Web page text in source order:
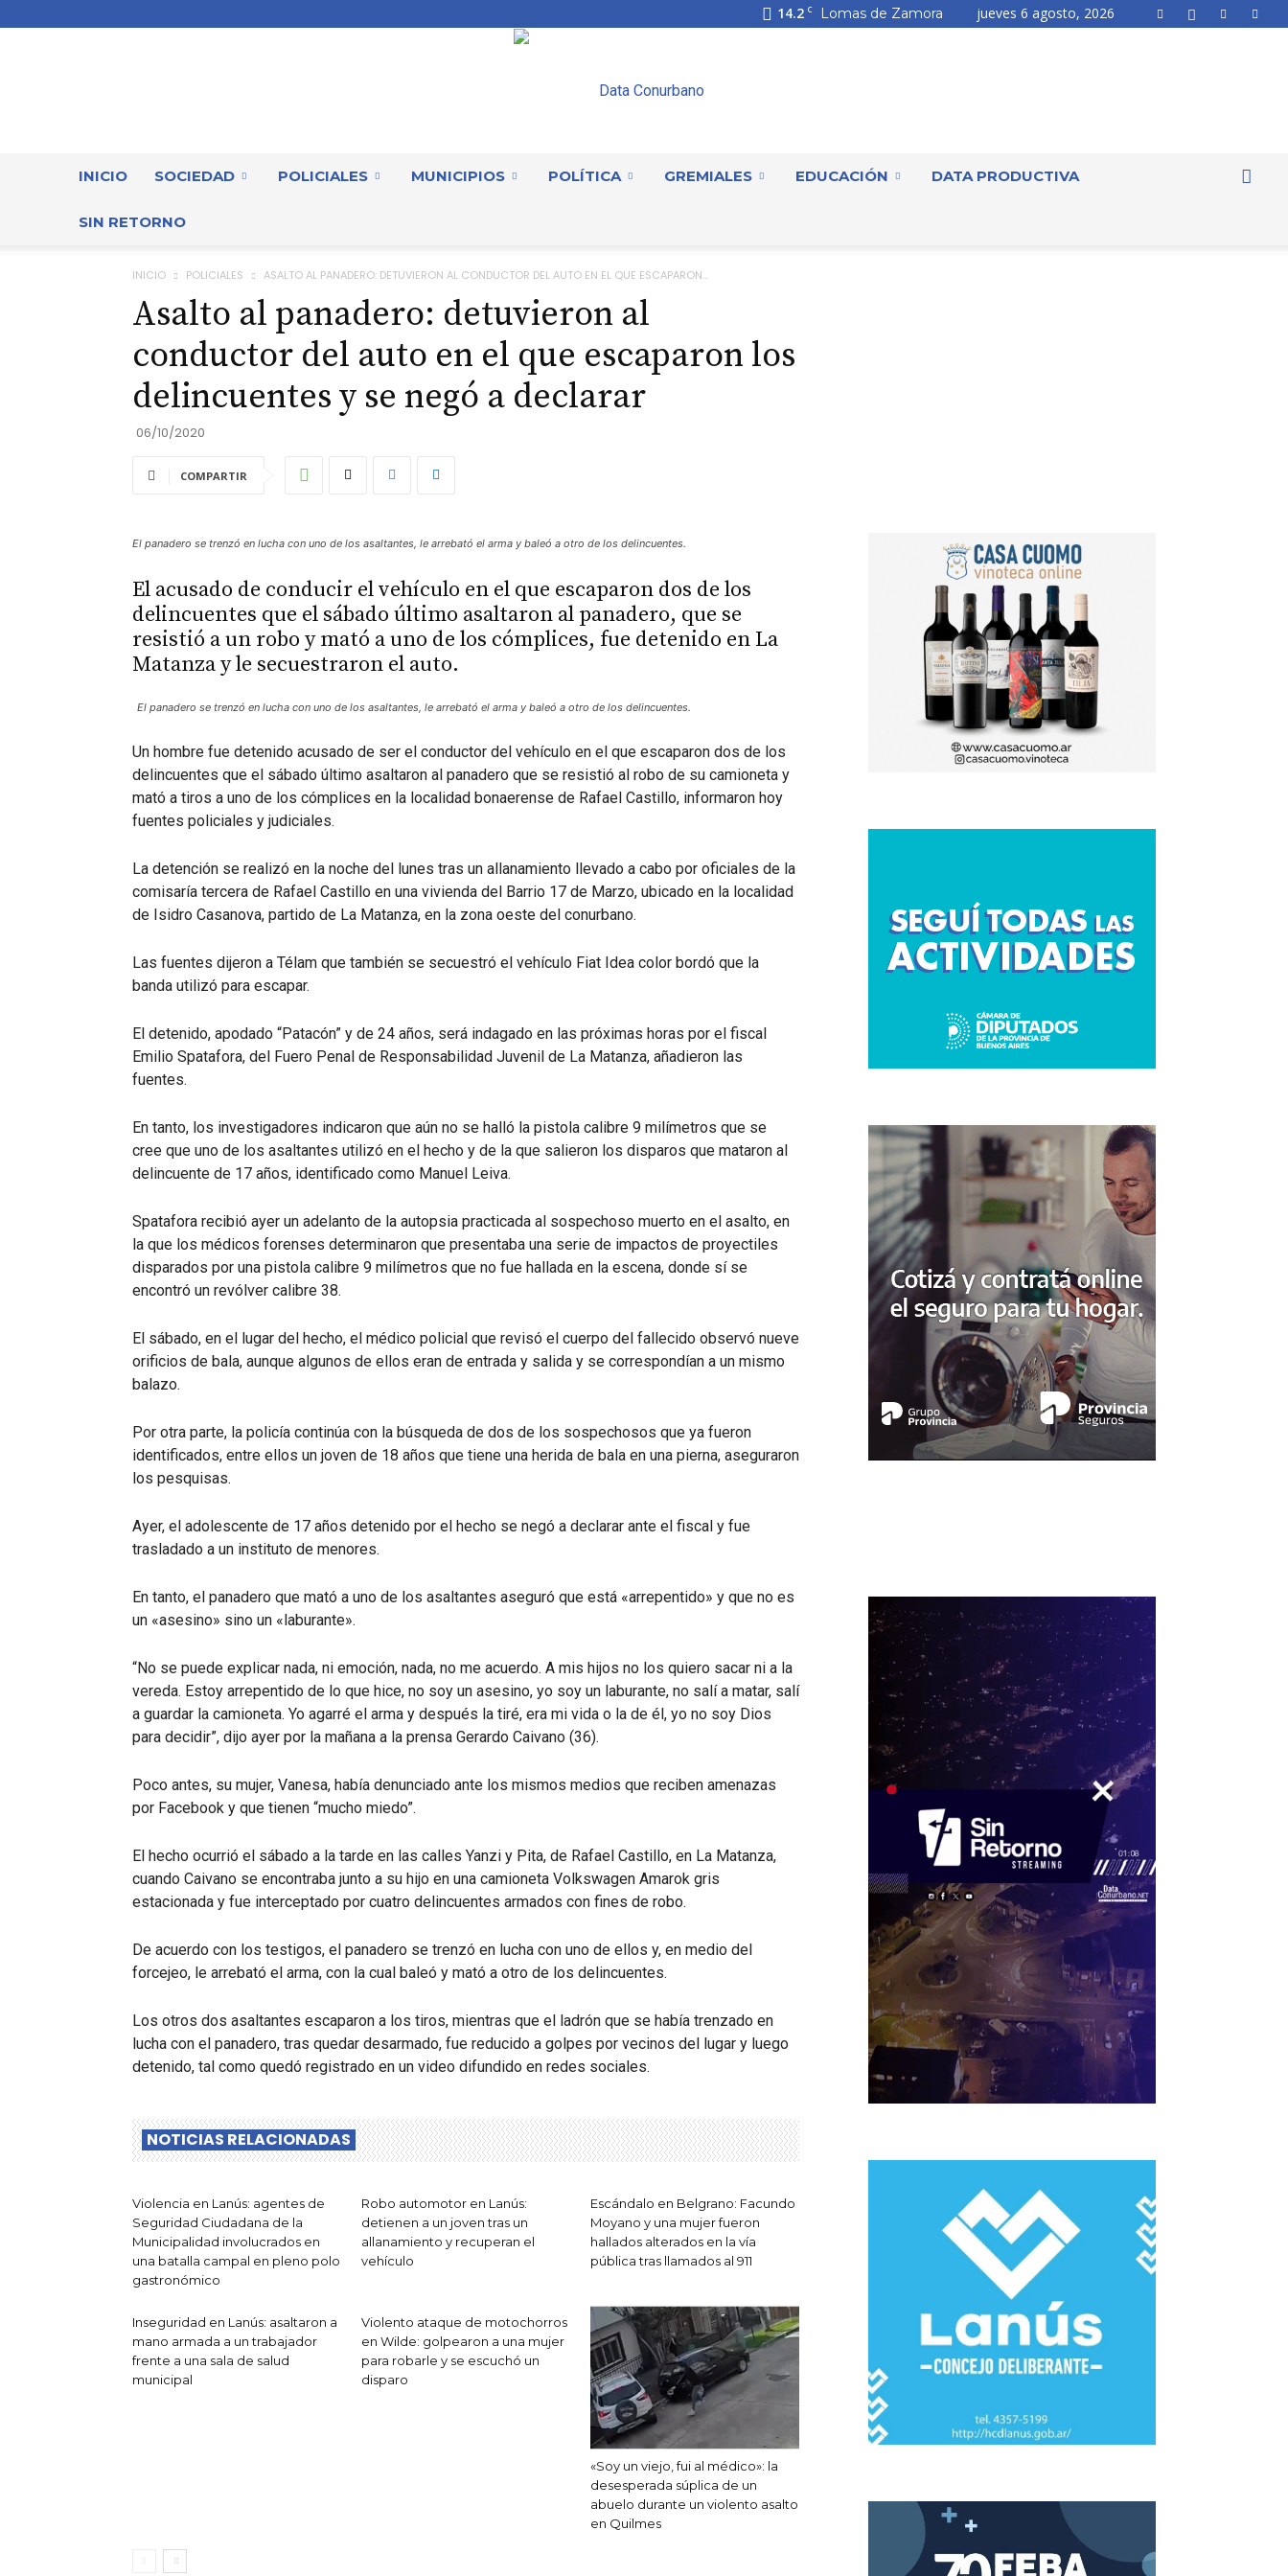
14.2 C Lomas de Zamora jueves 6 agosto, 2026
INICIO SOCIEDAD POLICIALES MUNICIPIOS POLÍTICA GREMIALES EDUCACIÓN DATA PRODUCTIVA
SIN RETORNO
INICIO POLICIALES ASALTO AL PANADERO: DETUVIERON AL CONDUCTOR DEL AUTO EN EL QUE ESCAPARON...
Asalto al panadero: detuvieron al
conductor del auto en el que escaparon los
delincuentes y se negó a declarar
06/10/2020
COMPARTIR
El panadero se trenzó en lucha con uno de los asaltantes, le arrebató el arma y baleó a otro de los delincuentes.
El acusado de conducir el vehículo en el que escaparon dos de los
delincuentes que el sábado último asaltaron al panadero, que se
resistió a un robo y mató a uno de los cómplices, fue detenido en La
Matanza y le secuestraron el auto.
El panadero se trenzó en lucha con uno de los asaltantes, le arrebató el arma y baleó a otro de los delincuentes.
Un hombre fue detenido acusado de ser el conductor del vehículo en el que escaparon dos de los
delincuentes que el sábado último asaltaron al panadero que se resistió al robo de su camioneta y
mató a tiros a uno de los cómplices en la localidad bonaerense de Rafael Castillo, informaron hoy
fuentes policiales y judiciales.
La detención se realizó en la noche del lunes tras un allanamiento llevado a cabo por oficiales de la
comisaría tercera de Rafael Castillo en una vivienda del Barrio 17 de Marzo, ubicado en la localidad
de Isidro Casanova, partido de La Matanza, en la zona oeste del conurbano.
Las fuentes dijeron a Télam que también se secuestró el vehículo Fiat Idea color bordó que la
banda utilizó para escapar.
El detenido, apodado “Patacón” y de 24 años, será indagado en las próximas horas por el fiscal
Emilio Spatafora, del Fuero Penal de Responsabilidad Juvenil de La Matanza, añadieron las
fuentes.
En tanto, los investigadores indicaron que aún no se halló la pistola calibre 9 milímetros que se
cree que uno de los asaltantes utilizó en el hecho y de la que salieron los disparos que mataron al
delincuente de 17 años, identificado como Manuel Leiva.
Spatafora recibió ayer un adelanto de la autopsia practicada al sospechoso muerto en el asalto, en
la que los médicos forenses determinaron que presentaba una serie de impactos de proyectiles
disparados por una pistola calibre 9 milímetros que no fue hallada en la escena, donde sí se
encontró un revólver calibre 38.
El sábado, en el lugar del hecho, el médico policial que revisó el cuerpo del fallecido observó nueve
orificios de bala, aunque algunos de ellos eran de entrada y salida y se correspondían a un mismo
balazo.
Por otra parte, la policía continúa con la búsqueda de dos de los sospechosos que ya fueron
identificados, entre ellos un joven de 18 años que tiene una herida de bala en una pierna, aseguraron
los pesquisas.
Ayer, el adolescente de 17 años detenido por el hecho se negó a declarar ante el fiscal y fue
trasladado a un instituto de menores.
En tanto, el panadero que mató a uno de los asaltantes aseguró que está «arrepentido» y que no es
un «asesino» sino un «laburante».
“No se puede explicar nada, ni emoción, nada, no me acuerdo. A mis hijos no los quiero sacar ni a la
vereda. Estoy arrepentido de lo que hice, no soy un asesino, yo soy un laburante, no salí a matar, salí
a guardar la camioneta. Yo agarré el arma y después la tiré, era mi vida o la de él, yo no soy Dios
para decidir”, dijo ayer por la mañana a la prensa Gerardo Caivano (36).
Poco antes, su mujer, Vanesa, había denunciado ante los mismos medios que reciben amenazas
por Facebook y que tienen “mucho miedo”.
El hecho ocurrió el sábado a la tarde en las calles Yanzi y Pita, de Rafael Castillo, en La Matanza,
cuando Caivano se encontraba junto a su hijo en una camioneta Volkswagen Amarok gris
estacionada y fue interceptado por cuatro delincuentes armados con fines de robo.
De acuerdo con los testigos, el panadero se trenzó en lucha con uno de ellos y, en medio del
forcejeo, le arrebató el arma, con la cual baleó y mató a otro de los delincuentes.
Los otros dos asaltantes escaparon a los tiros, mientras que el ladrón que se había trenzado en
lucha con el panadero, tras quedar desarmado, fue reducido a golpes por vecinos del lugar y luego
detenido, tal como quedó registrado en un video difundido en redes sociales.
NOTICIAS RELACIONADAS
Violencia en Lanús: agentes de
Seguridad Ciudadana de la
Municipalidad involucrados en
una batalla campal en pleno polo
gastronómico
Robo automotor en Lanús:
detienen a un joven tras un
allanamiento y recuperan el
vehículo
Escándalo en Belgrano: Facundo
Moyano y una mujer fueron
hallados alterados en la vía
pública tras llamados al 911
Inseguridad en Lanús: asaltaron a
mano armada a un trabajador
frente a una sala de salud
municipal
Violento ataque de motochorros
en Wilde: golpearon a una mujer
para robarle y se escuchó un
disparo
«Soy un viejo, fui al médico»: la
desesperada súplica de un
abuelo durante un violento asalto
en Quilmes